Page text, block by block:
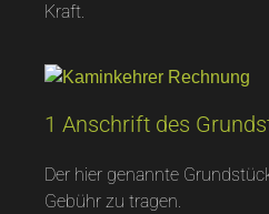
Kraft.
1 Anschrift des
Der hier genannte
Gebühr zu tragen.